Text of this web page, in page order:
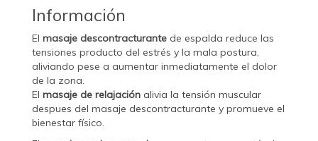
Información
El masaje descontracturante de espalda reduce las
tensiones producto del estrés y la mala postura,
aliviando pese a aumentar inmediatamente el dolor
de la zona.
El masaje de relajación alivia la tensión muscular
despues del masaje descontracturante y promueve el
bienestar físico.